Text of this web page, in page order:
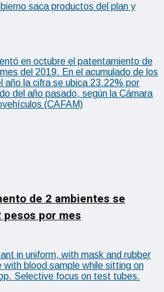
saca productos del plan y
en octubre el patentamiento de
del 2019. En el acumulado de los
año la cifra se ubica 23.22% por
del año pasado, según la Cámara
(CAFAM)
de 2 ambientes se
por mes